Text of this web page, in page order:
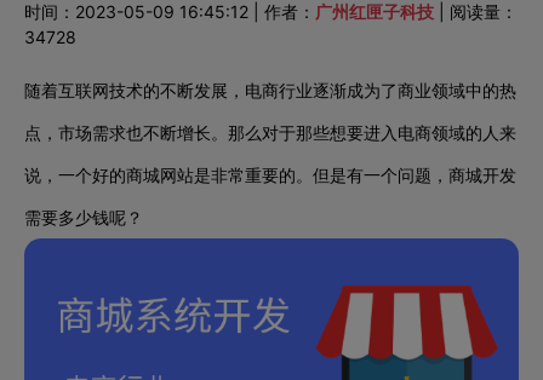
时间：2023-05-09 16:45:12 | 作者： 广州红匣子科技 | 阅读量：
34728
随着互联网技术的不断发展，电商行业逐渐成为了商业领域中的热
点，市场需求也不断增长。那么对于那些想要进入电商领域的人来
说，一个好的商城网站是非常重要的。但是有一个问题，商城开发
需要多少钱呢？